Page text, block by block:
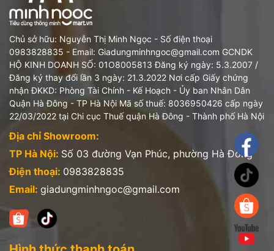
Chủ sở hữu: Nguyễn Thị Minh Ngọc - Số điện thoại
0983828835 - Email: Giadungminhngoc@gmail.com GCNDK
HỘ KINH DOANH SỐ: 01O8005813 Đăng ký ngày: 5.3.2007 /
Đăng ký thay đổi lần 3 ngày: 21.3.2022 Nơi cấp Giấy chứng
nhận ĐKKD: Phòng Tài Chính - Kế Hoạch - Ủy ban Nhân Dân
Quận Hà Đông - TP Hà Nội Mã số thuế: 8036950426 cấp ngày
22/03/2022 tại Chi cục Thuế quận Hà Đông - Thành phố Hà Nội
Địa chỉ Showroom:
TP Hà Nội: Số 03 đường Vạn Phúc, phường Hà Đông
Điện thoại: 0983828835
Email: giadungminhngoc@gmail.com